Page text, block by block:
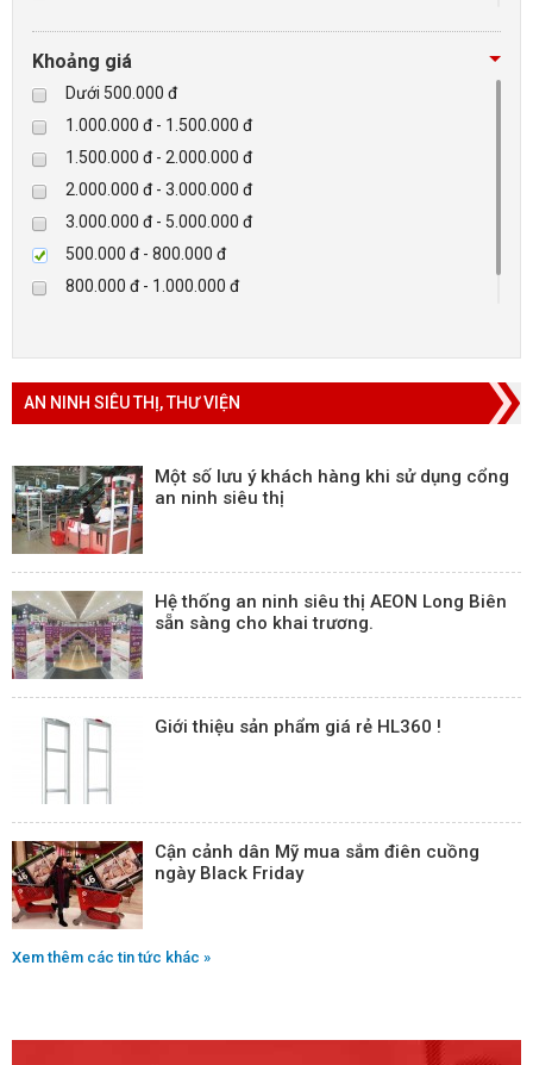
Checkpoint
Paradox-Canada
D-max
HIKVISON
Eguard
Khác
Rapiscan
Khoảng giá
Dưới 500.000 đ
1.000.000 đ - 1.500.000 đ
1.500.000 đ - 2.000.000 đ
2.000.000 đ - 3.000.000 đ
3.000.000 đ - 5.000.000 đ
500.000 đ - 800.000 đ
800.000 đ - 1.000.000 đ
AN NINH SIÊU THỊ, THƯ VIỆN
Một số lưu ý khách hàng khi sử dụng cổng
an ninh siêu thị
Hệ thống an ninh siêu thị AEON Long Biên
sẵn sàng cho khai trương.
Giới thiệu sản phẩm giá rẻ HL360 !
Cận cảnh dân Mỹ mua sắm điên cuồng
ngày Black Friday
Xem thêm các tin tức khác »
LIÊN HỆ